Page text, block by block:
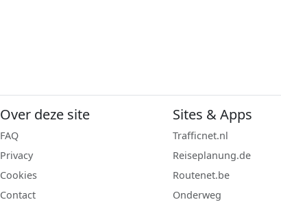
Over deze site
FAQ
Privacy
Cookies
Contact
Sites & Apps
Trafficnet.nl
Reiseplanung.de
Routenet.be
Onderweg